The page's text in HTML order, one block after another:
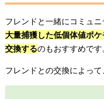
フレンドと一緒にコミュニ
大量捕獲した低個体値ポ
交換するのもおすすめです
フレンドとの交換によって